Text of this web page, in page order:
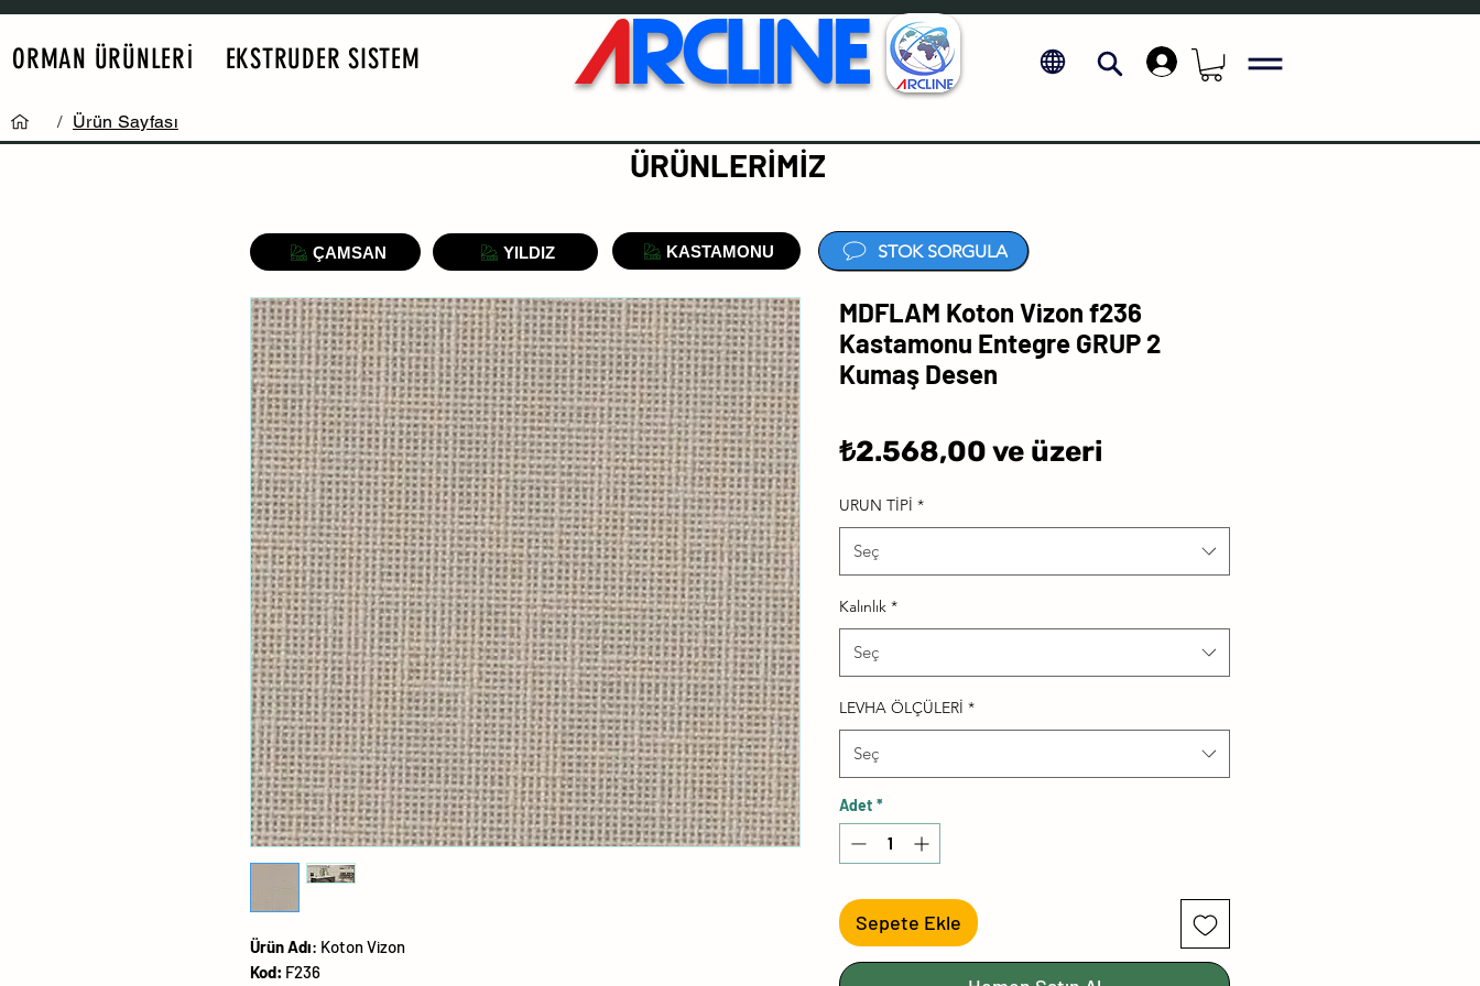
ORMAN ÜRÜNLERİ EKSTRUDER SISTEM ARCLINE .
/ Ürün Sayfası
ÜrünAdı: Koton Vizon
Kod: F236
MDFLAM Koton Vizon f236
Kastamonu Entegre GRUP 2
Kumaş Desen
₺2.568,00ve üzeri
URUN TİPİ *
Seç
Kalınlık *
Seç
LEVHA ÖLÇÜLERİ *
Seç
Adet *
Sepete Ekle
ÇAMSAN YILDIZ KASTAMONU
ÜRÜNLERİMİZ
STOK SORGULA